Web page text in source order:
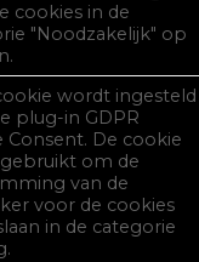
cookies in de
"Noodzakelijk" op
wordt ingesteld
plug-in GDPR
Consent. De cookie
om de
van de
voor de cookies
in de categorie